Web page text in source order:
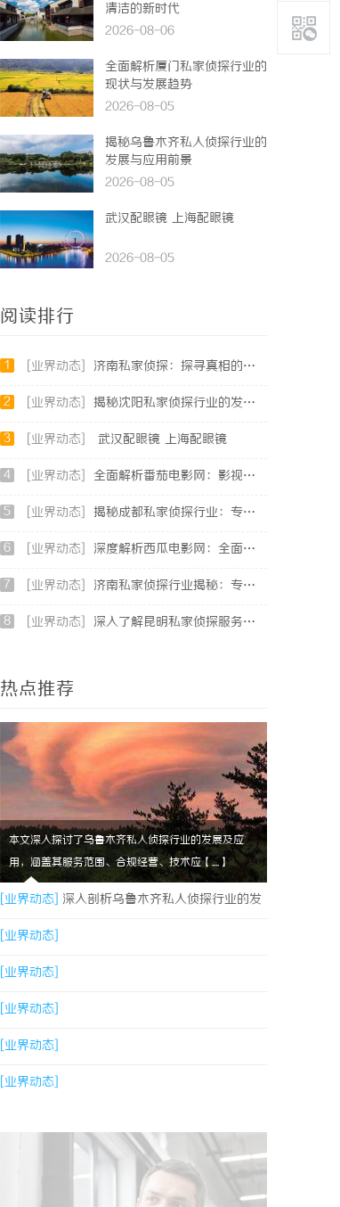
清洁的新时代
2026-08-06
全面解析厦门私家侦探行业的
现状与发展趋势
2026-08-05
揭秘乌鲁木齐私人侦探行业的
发展与应用前景
2026-08-05
武汉配眼镜 上海配眼镜
2026-08-05
阅读排行
1 [业界动态] 济南私家侦探：探寻真相的隐秘守护者
2 [业界动态] 揭秘沈阳私家侦探行业的发展与应用：专业侦探服务的全方位解析
3 [业界动态] 武汉配眼镜 上海配眼镜
4 [业界动态] 全面解析番茄电影网：影视爱好者的最佳资源站
5 [业界动态] 揭秘成都私家侦探行业：专业服务助力城市安宁
6 [业界动态] 深度解析西瓜电影网：全面体验影视娱乐新天地
7 [业界动态] 济南私家侦探行业揭秘：专业服务与案件解析全方位指南
8 [业界动态] 深入了解昆明私家侦探服务的重要性与选择指南
热点推荐
本文深入探讨了乌鲁木齐私人侦探行业的发展及应
用，涵盖其服务范围、合规经营、技术应【....】
[业界动态] 深入剖析乌鲁木齐私人侦探行业的发
展与应用现状
[业界动态]
[业界动态]
[业界动态]
[业界动态]
[业界动态]